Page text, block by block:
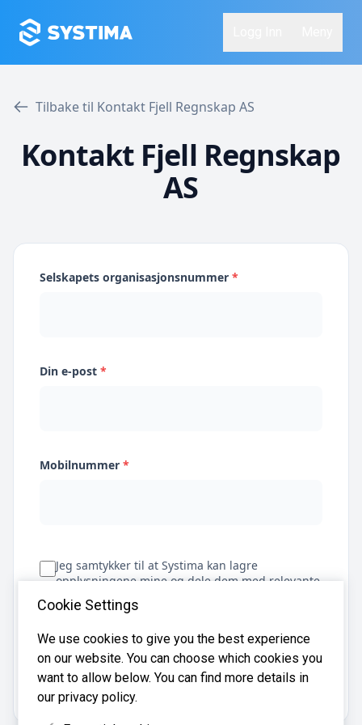
Tilbake til Kontakt Fjell Regnskap AS
Kontakt Fjell Regnskap
AS
Selskapets organisasjonsnummer *
Din e-post *
Mobilnummer *
Jeg samtykker til at Systima kan lagre
opplysningene mine og dele dem med relevante
regnskapsbyråer for å hjelpe meg å finne
regnskapsfører
Få tilbud
Cookie Settings
We use cookies to give you the best experience
on our website. You can choose which cookies you
want to allow below. You can find more details in
our privacy policy.